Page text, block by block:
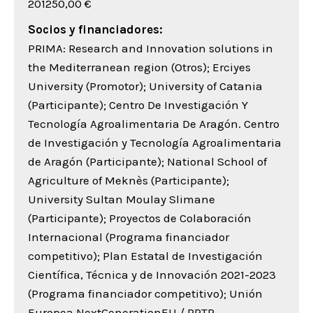
201250,00 €
Socios y financiadores:
PRIMA: Research and Innovation solutions in
the Mediterranean region (Otros); Erciyes
University (Promotor); University of Catania
(Participante); Centro De Investigación Y
Tecnología Agroalimentaria De Aragón. Centro
de Investigación y Tecnología Agroalimentaria
de Aragón (Participante); National School of
Agriculture of Meknès (Participante);
University Sultan Moulay Slimane
(Participante); Proyectos de Colaboración
Internacional (Programa financiador
competitivo); Plan Estatal de Investigación
Científica, Técnica y de Innovación 2021-2023
(Programa financiador competitivo); Unión